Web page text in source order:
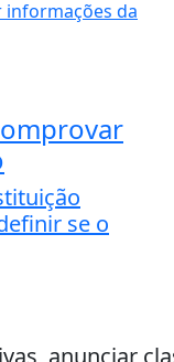
se o
anunciar